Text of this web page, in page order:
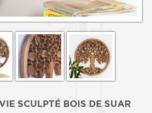
SCULPTÉ BOIS DE SUAR